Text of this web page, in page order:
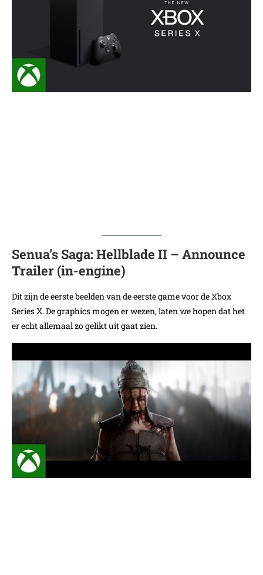
Senua’s Saga: Hellblade II – Announce
Trailer (in-engine)
Dit zijn de eerste beelden van de eerste game voor de Xbox
Series X. De graphics mogen er wezen, laten we hopen dat het
er echt allemaal zo gelikt uit gaat zien.